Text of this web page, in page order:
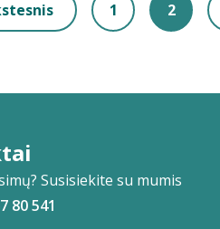
1 2
Susisiekite su mumis
80 541